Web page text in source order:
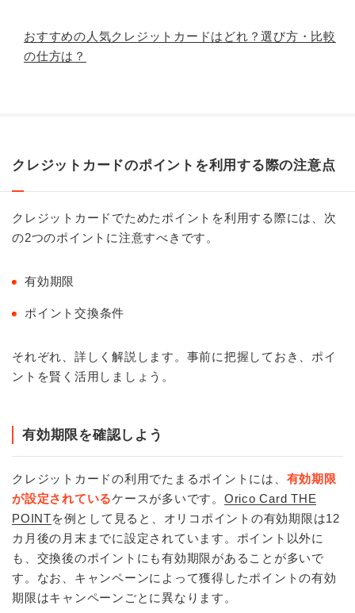
おすすめの人気クレジットカードはどれ？選び方・比較
の仕方は？
クレジットカードのポイントを利用する際の注意点
クレジットカードでためたポイントを利用する際には、次
の2つのポイントに注意すべきです。
有効期限
ポイント交換条件
それぞれ、詳しく解説します。事前に把握しておき、ポイ
ントを賢く活用しましょう。
有効期限を確認しよう
クレジットカードの利用でたまるポイントには、 有効期限
が設定されているケースが多いです。 Orico Card THE
POINTを例として見ると、オリコポイントの有効期限は12
カ月後の月末までに設定されています。ポイント以外に
も、交換後のポイントにも有効期限があることが多いで
す。なお、キャンペーンによって獲得したポイントの有効
期限はキャンペーンごとに異なります。